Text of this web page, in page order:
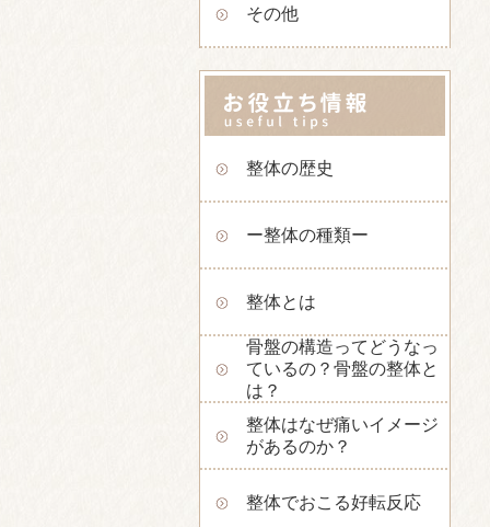
その他
整体の歴史
ー整体の種類ー
整体とは
骨盤の構造ってどうなっ
ているの？骨盤の整体と
は？
整体はなぜ痛いイメージ
があるのか？
整体でおこる好転反応